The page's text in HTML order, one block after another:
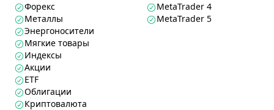
Форекс
Металлы
Энергоносители
Мягкие товары
Индексы
Акции
ETF
Облигации
Криптовалюта
MetaTrader 4
MetaTrader 5